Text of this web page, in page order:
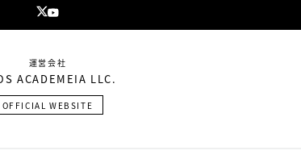
運営会社
ACADEMEIA LLC.
OFFICIAL WEBSITE